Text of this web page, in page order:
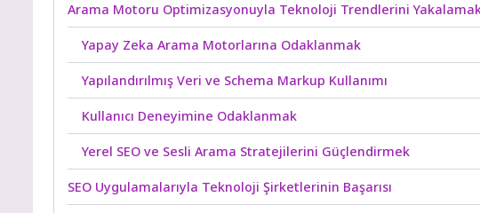
Arama Motoru Optimizasyonuyla Teknoloji Trendlerini
Yapay Zeka Arama Motorlarına Odaklanmak
Yapılandırılmış Veri ve Schema Markup Kullanımı
Kullanıcı Deneyimine Odaklanmak
Yerel SEO ve Sesli Arama Stratejilerini Güçlendirmek
SEO Uygulamalarıyla Teknoloji Şirketlerinin Başarısı